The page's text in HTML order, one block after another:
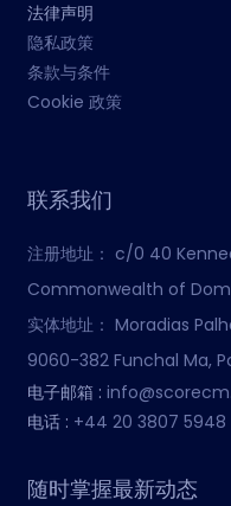
法律声明
隐私政策
条款与条件
Cookie 政策
联系我们
注册地址： c/0 40
Commonwealth of
实体地址： Moradias
9060-382 Funchal Ma,
电子邮箱 :
电话 : +44 20 3807 5948
随时掌握最新动态